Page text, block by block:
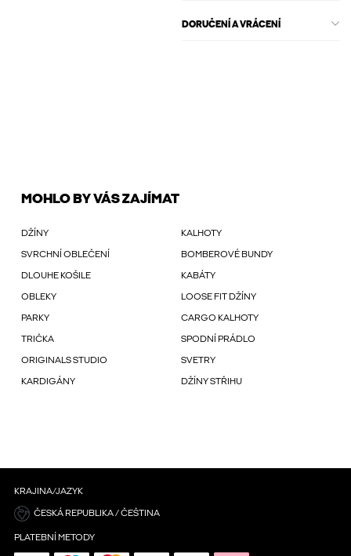
DORUČENÍ A VRÁCENÍ
MOHLO BY VÁS ZAJÍMAT
DŽÍNY KALHOTY
SVRCHNÍ OBLEČENÍ BOMBEROVÉ BUNDY
DLOUHE KOŠILE KABÁTY
OBLEKY LOOSE FIT DŽÍNY
PARKY CARGO KALHOTY
TRIČKA SPODNÍ PRÁDLO
ORIGINALS STUDIO SVETRY
KARDIGÁNY DŽÍNY STŘIHU
KRAJINA/JAZYK
ČESKÁ REPUBLIKA / ČEŠTINA
PLATEBNÍ METODY